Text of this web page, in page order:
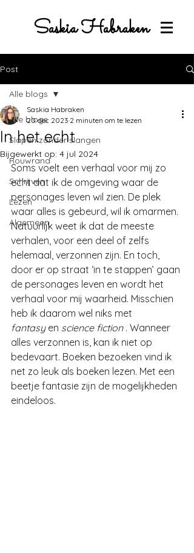
Saskia Habraken
Post
Alle blogs
Slapen zonder slangen
Rouwrand
Schrijven
Lezen
Algemeen
Alle blogs
In het echt
Saskia Habraken
20 dec 2023 2 minuten om te lezen
Bijgewerkt op: 4 jul 2024
Soms voelt een verhaal voor mij zo
echt dat ik de omgeving waar de
personages leven wil zien. De plek
waar alles is gebeurd, wil ik omarmen.
Natuurlijk weet ik dat de meeste
verhalen, voor een deel of zelfs
helemaal, verzonnen zijn. En toch,
door er op straat ‘in te stappen’ gaan
de personages leven en wordt het
verhaal voor mij waarheid. Misschien
heb ik daarom wel niks met
fantasy en science fiction . Wanneer
alles verzonnen is, kan ik niet op
bedevaart. Boeken bezoeken vind ik
net zo leuk als boeken lezen. Met een
beetje fantasie zijn de mogelijkheden
eindeloos.